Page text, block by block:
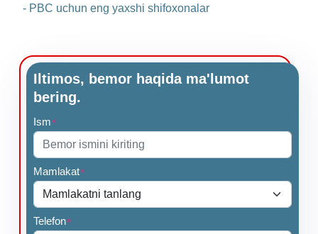
- PBC uchun eng yaxshi shifoxonalar
Iltimos, bemor haqida ma'lumot
bering.
Ism*
Mamlakat*
Telefon*